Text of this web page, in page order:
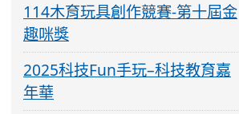
114木育玩具創作競賽-第十屆金
趣咪獎
2025科技Fun手玩–科技教育嘉
年華